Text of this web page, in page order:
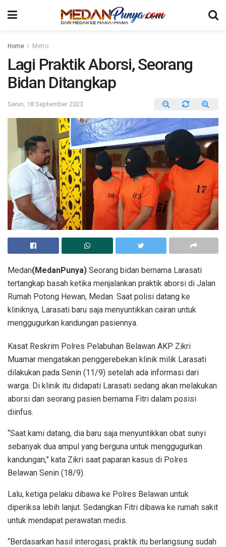
Home Metro
Lagi Praktik Aborsi, Seorang
Bidan Ditangkap
Senin, 18 September 2023
Medan(MedanPunya) Seorang bidan bernama Larasati
tertangkap basah ketika menjalankan praktik aborsi di Jalan
Rumah Potong Hewan, Medan. Saat polisi datang ke
kliniknya, Larasati baru saja menyuntikkan cairan untuk
menggugurkan kandungan pasiennya.
Kasat Reskrim Polres Pelabuhan Belawan AKP Zikri
Muamar mengatakan penggerebekan klinik milik Larasati
dilakukan pada Senin (11/9) setelah ada informasi dari
warga. Di klinik itu didapati Larasati sedang akan melakukan
aborsi dan seorang pasien bernama Fitri dalam posisi
diinfus.
“Saat kami datang, dia baru saja menyuntikkan obat sunyi
sebanyak dua ampul yang berguna untuk menggugurkan
kandungan,” kata Zikri saat paparan kasus di Polres
Belawan Senin (18/9).
Lalu, ketiga pelaku dibawa ke Polres Belawan untuk
diperiksa lebih lanjut. Sedangkan Fitri dibawa ke rumah sakit
untuk mendapat perawatan medis.
“Berdasarkan hasil interogasi, praktik itu berlangsung sudah